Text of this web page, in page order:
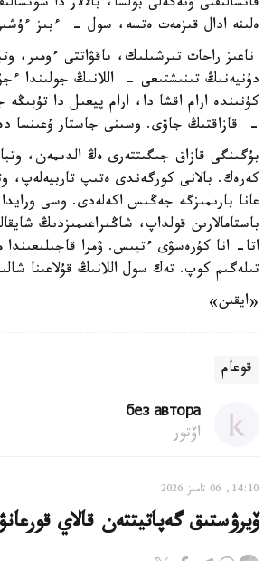
قانشالىقتى ونەگەلى بولسا، بالالار دا
ەلىنە ادال قىزمەت ەتسە، سول - ءبىز
ناعىز راحات تىرشىلىك، باقۋاتتى ءومىر،
دۇنيەنىڭ تىنىشتىعى - اللانىڭ جولىندا
كۇنىندە ارام اقشا دا، ارام پيعىل دا
- قازاقتىڭ جاۋى. وسىنى جاستار ۇعىنسا
بۇگىنگى قازاق جىگىتتەرى ەڭ الدىمەن،
كەرەك. بالانى كورگەندى ەتىپ تاربيەلەپ،
عانا بارىمىزگە جەڭىس اكەلەدى. وسى
باستامالارىن قولداپ، شاڭىراعىمىزدىڭ
اتا- انا كۇرەسۋى ءتيىس. ۋمرا قاجىلىعىندا
تىلەگىم كوپ. تەك سول اللانىڭ قۇلاعىنا
«ايقىن»
قوعام
без автора
اۆتور
14:10, 06 تامىز 2026
ۆيرۋستىق گەپاتيتتەن قالاي